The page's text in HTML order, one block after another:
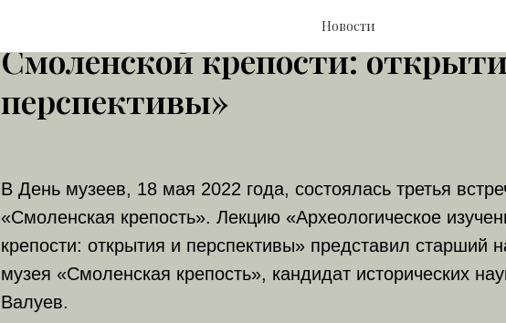
Новости
Лекция «Археологическое
Смоленской крепости:
перспективы»
В День музеев, 18 мая 2022 года, состоялась третья
«Смоленская крепость». Лекцию «Археологическое
крепости: открытия и перспективы» представил старший
музея «Смоленская крепость», кандидат исторических
Валуев.